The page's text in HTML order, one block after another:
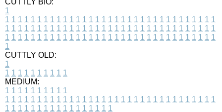
1
1 1 1 1 1 1 1 1 1 1 1 1 1 1 1 1 1 1 1 1 1 1 1 1 1 1 1 1 1 1 1 1 1
1 1 1 1 1 1 1 1 1 1 1 1 1 1 1 1 1 1 1 1 1 1 1 1 1 1 1 1 1 1 1 1 1
1 1 1 1 1 1 1 1 1 1 1 1 1 1 1 1 1 1 1 1 1 1 1 1 1 1 1 1 1 1 1 1 1
1
CUTTLY OLD:
1
1 1 1 1 1 1 1 1 1 1
MEDIUM:
1 1 1 1 1 1 1 1 1 1
1 1 1 1 1 1 1 1 1 1 1 1 1 1 1 1 1 1 1 1 1 1 1 1 1 1 1 1 1 1 1 1 1
1 1 1 1 1 1 1 1 1 1 1 1 1 1 1 1 1